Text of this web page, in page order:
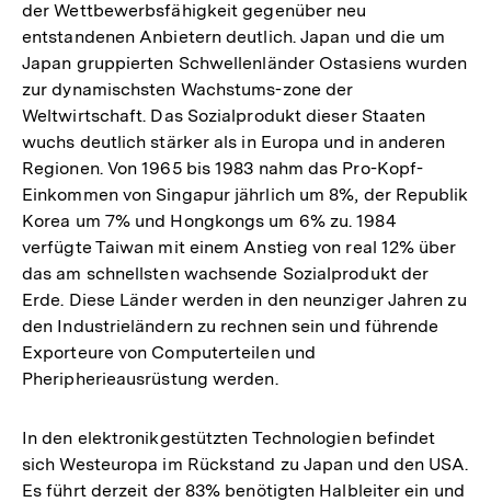
der Wettbewerbsfähigkeit gegenüber neu
entstandenen Anbietern deutlich. Japan und die um
Japan gruppierten Schwellenländer Ostasiens wurden
zur dynamischsten Wachstums-zone der
Weltwirtschaft. Das Sozialprodukt dieser Staaten
wuchs deutlich stärker als in Europa und in anderen
Regionen. Von 1965 bis 1983 nahm das Pro-Kopf-
Einkommen von Singapur jährlich um 8%, der Republik
Korea um 7% und Hongkongs um 6% zu. 1984
verfügte Taiwan mit einem Anstieg von real 12% über
das am schnellsten wachsende Sozialprodukt der
Erde. Diese Länder werden in den neunziger Jahren zu
den Industrieländern zu rechnen sein und führende
Exporteure von Computerteilen und
Pheripherieausrüstung werden.
In den elektronikgestützten Technologien befindet
sich Westeuropa im Rückstand zu Japan und den USA.
Es führt derzeit der 83% benötigten Halbleiter ein und